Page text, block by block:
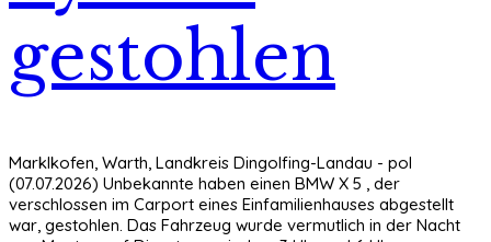
gestohlen
Marklkofen, Warth, Landkreis Dingolfing-Landau - pol
(07.07.2026) Unbekannte haben einen BMW X 5 , der
verschlossen im Carport eines Einfamilienhauses abgestellt
war, gestohlen. Das Fahrzeug wurde vermutlich in der Nacht